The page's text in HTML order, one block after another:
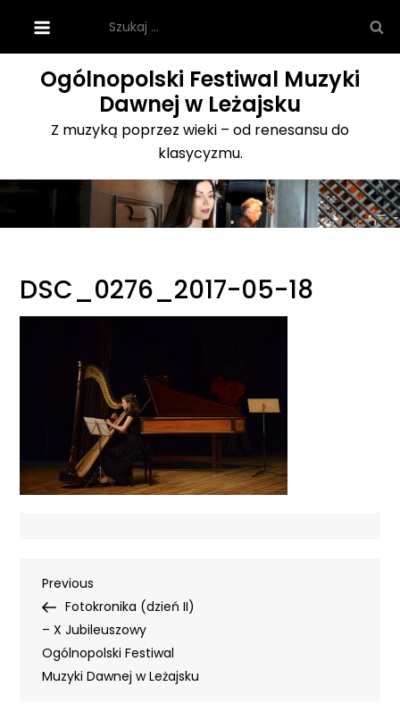
content
Ogólnopolski Festiwal Muzyki
Dawnej w Leżajsku
Z muzyką poprzez wieki – od renesansu do
klasycyzmu.
DSC_0276_2017-05-18
Nawigacja
wpisu
Previous
Post
Previous
Fotokronika (dzień II)
– X Jubileuszowy
Ogólnopolski Festiwal
Muzyki Dawnej w Leżajsku